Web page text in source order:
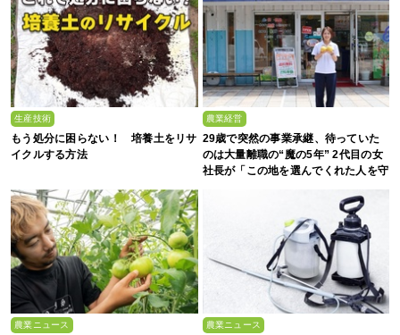
生産技術
もう処分に困らない！ 培養土をリサ
イクルする方法
農業経営
29歳で突然の事業承継、待っていた
のは大量離職の“魔の5年” 2代目の女
社長が「この地を選んでくれた人を守
農業ニュース 農業ニュース